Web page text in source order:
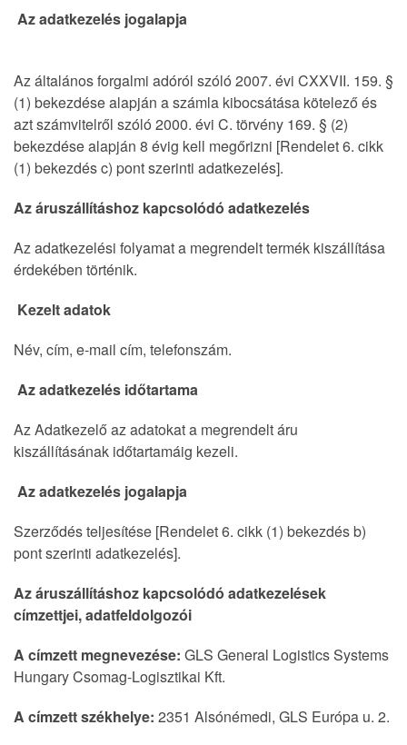
Az adatkezelés jogalapja
Az általános forgalmi adóról szóló 2007. évi CXXVII. 159. §
(1) bekezdése alapján a számla kibocsátása kötelező és
azt számvitelről szóló 2000. évi C. törvény 169. § (2)
bekezdése alapján 8 évig kell megőrizni [Rendelet 6. cikk
(1) bekezdés c) pont szerinti adatkezelés].
Az áruszállításhoz kapcsolódó adatkezelés
Az adatkezelési folyamat a megrendelt termék kiszállítása
érdekében történik.
Kezelt adatok
Név, cím, e-mail cím, telefonszám.
Az adatkezelés időtartama
Az Adatkezelő az adatokat a megrendelt áru
kiszállításának időtartamáig kezeli.
Az adatkezelés jogalapja
Szerződés teljesítése [Rendelet 6. cikk (1) bekezdés b)
pont szerinti adatkezelés].
Az áruszállításhoz kapcsolódó adatkezelések
címzettjei, adatfeldolgozói
A címzett megnevezése: GLS General Logistics Systems
Hungary Csomag-Logisztikai Kft.
A címzett székhelye: 2351 Alsónémedi, GLS Európa u. 2.